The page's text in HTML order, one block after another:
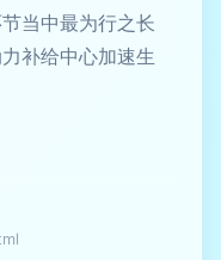
当中最为行之长
补给中心加速生